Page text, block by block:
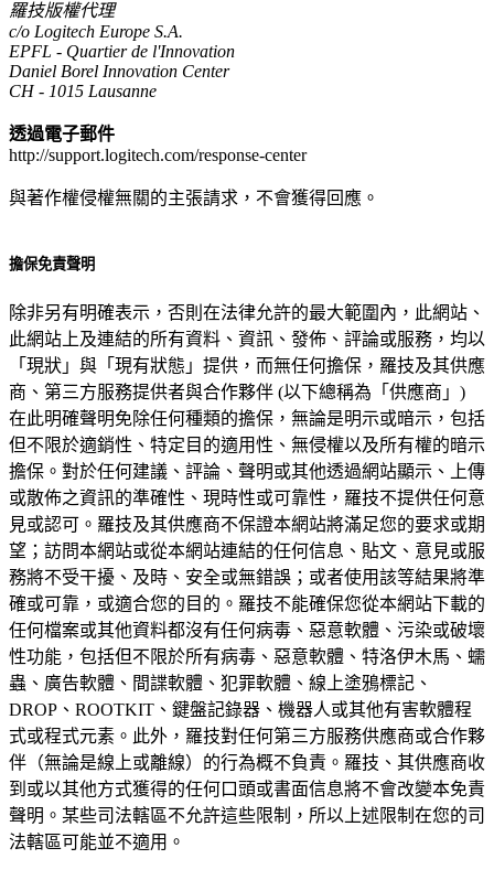
羅技版權代理
c/o Logitech Europe S.A.
EPFL - Quartier de l'Innovation
Daniel Borel Innovation Center
CH - 1015 Lausanne
透過電子郵件
http://support.logitech.com/response-center
與著作權侵權無關的主張請求，不會獲得回應。
擔保免責聲明
除非另有明確表示，否則在法律允許的最大範圍內，此網站、
此網站上及連結的所有資料、資訊、發佈、評論或服務，均以
「現狀」與「現有狀態」提供，而無任何擔保，羅技及其供應
商、第三方服務提供者與合作夥伴 (以下總稱為「供應商」)
在此明確聲明免除任何種類的擔保，無論是明示或暗示，包括
但不限於適銷性、特定目的適用性、無侵權以及所有權的暗示
擔保。對於任何建議、評論、聲明或其他透過網站顯示、上傳
或散佈之資訊的準確性、現時性或可靠性，羅技不提供任何意
見或認可。羅技及其供應商不保證本網站將滿足您的要求或期
望；訪問本網站或從本網站連結的任何信息、貼文、意見或服
務將不受干擾、及時、安全或無錯誤；或者使用該等結果將準
確或可靠，或適合您的目的。羅技不能確保您從本網站下載的
任何檔案或其他資料都沒有任何病毒、惡意軟體、污染或破壞
性功能，包括但不限於所有病毒、惡意軟體、特洛伊木馬、蠕
蟲、廣告軟體、間諜軟體、犯罪軟體、線上塗鴉標記、
DROP、ROOTKIT、鍵盤記錄器、機器人或其他有害軟體程
式或程式元素。此外，羅技對任何第三方服務供應商或合作夥
伴（無論是線上或離線）的行為概不負責。羅技、其供應商收
到或以其他方式獲得的任何口頭或書面信息將不會改變本免責
聲明。某些司法轄區不允許這些限制，所以上述限制在您的司
法轄區可能並不適用。